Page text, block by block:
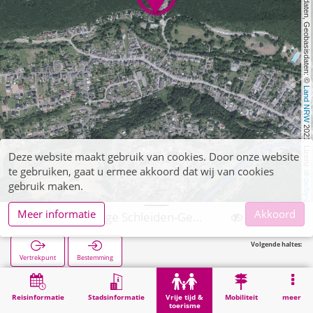
, Kartendaten, Geobasisdaten: ©
Land NRW
2021, Lizenz
dl-de/by-2-0
Reisinformatie Stadsinformatie
Vrije tijd &
toerisme
Mobiliteit meer
Vertrekpunt Bestemming
Volgende haltes:
Vrije tijd & toerisme Bezienswaardigheid Jugendherberge Schleiden-Gemünd
Deze website maakt gebruik van cookies. Door onze website
te gebruiken, gaat u ermee akkoord dat wij van cookies
gebruik maken.
Meer informatie
Akkoord